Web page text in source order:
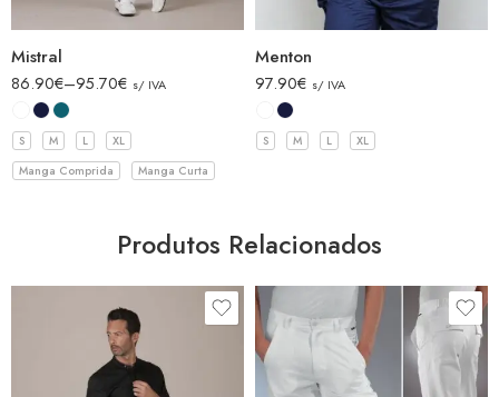
Mistral
86.90€–95.70€ s/ IVA
S M L
XL
Manga Comprida
Manga Curta
Menton
97.90€ s/ IVA
S M L XL
Produtos Relacionados